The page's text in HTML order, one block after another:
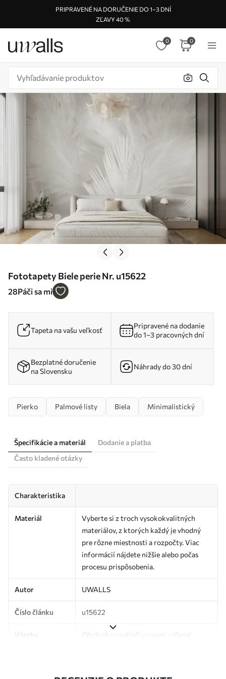
PRIPRAVENÉ NA DORUČENIE DO 1–3 DNÍ
ZĽAVY 40 %
0 0
Fototapety Biele perie Nr. u15622
28Páči sa mi
Tapeta na vašu veľkosť
Pripravené na dodanie
do 1–3 pracovných dní
Bezplatné doručenie
na Slovensku
Náhrady do 30 dní
Pierko Palmové listy Biela Minimalistický
Špecifikácie a materiál
Dodanie a platba
Často kladené otázky
Charakteristika
Materiál
Vyberte si z troch vysokokvalitných
materiálov, z ktorých každý je vhodný
pre rôzne miestnosti a rozpočty. Viac
informácií nájdete nižšie alebo počas
procesu prispôsobenia.
Autor UWALLS
Číslo článku u15622
Výroba
Obrázok sa vytlačí vo vami určenej